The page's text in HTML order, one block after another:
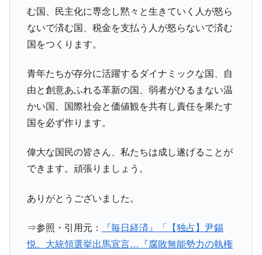
む国、民主化に専念し黙々と生きていく人が怒ら
ないで済む国、税金を支払う人が怒らないで済む
国をつくります。
青年たちが存分に活躍するダイナミックな国、自
由と創意あふれる革新の国、弱者がひるまない温
かい国、国際社会と価値観を共有し責任を果たす
国を必ず作ります。
偉大な国民の皆さん、私たちは成し遂げることが
できます。頑張りましょう。
ありがとうございました。
⇒参照・引用元：
『毎日経済』「【独占】尹錫
悦、大統領選挙出馬宣言…『腐敗無能勢力の執権